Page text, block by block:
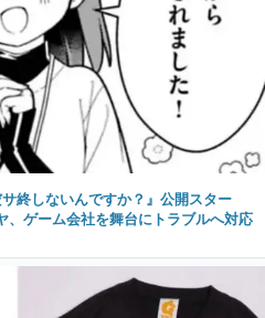
終しないんですか？』公開スター
、ゲーム会社を舞台にトラブルへ対応